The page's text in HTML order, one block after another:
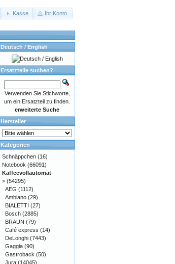
Kasse Ihr Konto
Deutsch / English
Ersatzteile suchen?
Verwenden Sie Stichworte,
um ein Ersatzteil zu finden.
erweiterte Suche
Hersteller
Kategorien
Schnäppchen (16)
Notebook (66091)
Kaffeevollautomat-
> (54295)
AEG (1112)
Ambiano (29)
BIALETTI (27)
Bosch (2885)
BRAUN (79)
Café express (14)
DeLonghi (7443)
Gaggia (90)
Gastroback (50)
Jura (14045)